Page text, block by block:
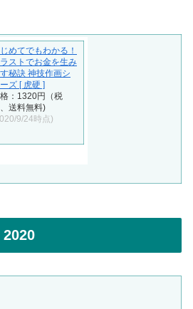
めてでもわかる！
ストでお金を生み
秘訣 神技作画シ
ズ [ 虎硬 ]
：1320円（税
送料無料)
9/24時点)
2020